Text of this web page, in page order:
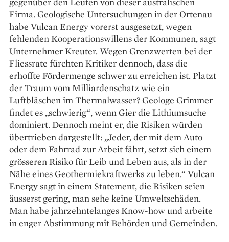
Firma. Geologische Unter­suchungen in der Ortenau
habe Vulcan Energy vorerst ausgesetzt, wegen
fehlenden Kooperationswillens der Kommunen, sagt
Unternehmer Kreuter. Wegen Grenzwerten bei der
Fliessrate fürchten Kritiker dennoch, dass die
erhoffte Fördermenge schwer zu erreichen ist. Platzt
der Traum vom Milliardenschatz wie ein
Luftbläschen im Thermalwasser? Geologe Grimmer
findet es „schwierig“, wenn Gier die Lithiumsuche
dominiert. Dennoch meint er, die Risiken würden
übertrieben dargestellt: „Jeder, der mit dem Auto
oder dem Fahrrad zur Arbeit fährt, setzt sich einem
grösseren Risiko für Leib und Leben aus, als in der
Nähe eines Geothermiekraftwerks zu leben.“ Vulcan
Energy sagt in einem Statement, die Risiken seien
äusserst gering, man sehe keine Umweltschäden.
Man habe jahrzehntelanges Know-how und arbeite
in enger Abstimmung mit Behörden und Gemeinden.